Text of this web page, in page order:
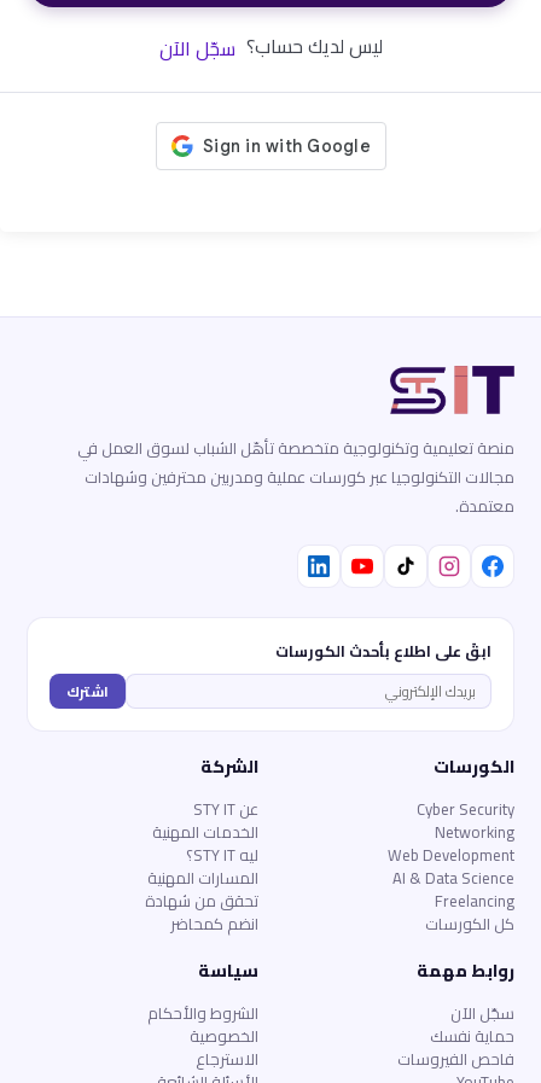
ليس لديك حساب؟ سجّل الآن
منصة تعليمية وتكنولوجية متخصصة تأهّل الشباب لسوق العمل في
مجالات التكنولوجيا عبر كورسات عملية ومدربين محترفين وشهادات
معتمدة.
ابقَ على اطلاع بأحدث الكورسات
اشترك
الكورسات
Cyber Security
Networking
Web Development
AI & Data Science
Freelancing
كل الكورسات
الشركة
عن STY IT
الخدمات المهنية
ليه STY IT؟
المسارات المهنية
تحقق من شهادة
انضم كمحاضر
روابط مهمة
سجّل الآن
حماية نفسك
فاحص الفيروسات
سياسة
الشروط والأحكام
الخصوصية
الاسترجاع